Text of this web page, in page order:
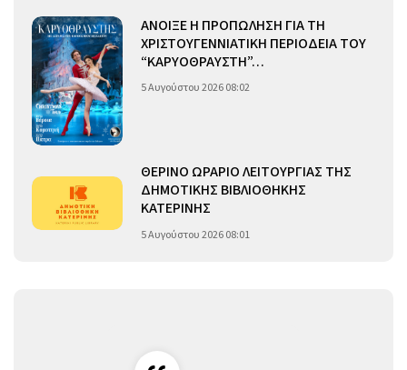
ΑΝΟΙΞΕ Η ΠΡΟΠΩΛΗΣΗ ΓΙΑ ΤΗ
ΧΡΙΣΤΟΥΓΕΝΝΙΑΤΙΚΗ ΠΕΡΙΟΔΕΙΑ ΤΟΥ
“ΚΑΡΥΟΘΡΑΥΣΤΗ”…
5 Αυγούστου 2026 08:02
ΘΕΡΙΝΟ ΩΡΑΡΙΟ ΛΕΙΤΟΥΡΓΙΑΣ ΤΗΣ
ΔΗΜΟΤΙΚΗΣ ΒΙΒΛΙΟΘΗΚΗΣ
ΚΑΤΕΡΙΝΗΣ
5 Αυγούστου 2026 08:01